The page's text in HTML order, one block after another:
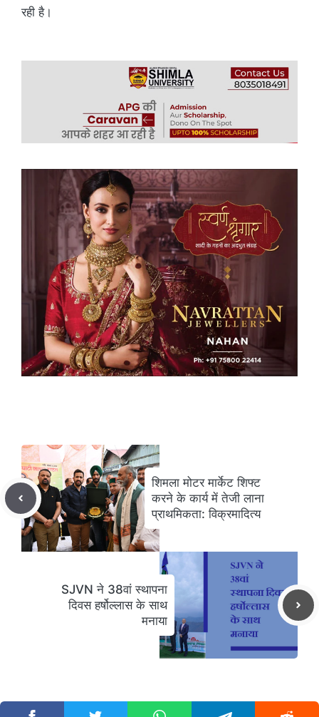
रही है।
शिमला मोटर मार्केट शिफ्ट
करने के कार्य में तेजी लाना
प्राथमिकता: विक्रमादित्य
SJVN ने 38वां स्थापना
दिवस हर्षोल्‍लास के साथ
मनाया